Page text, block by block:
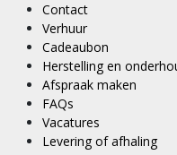
Contact
Verhuur
Cadeaubon
Herstelling en
Afspraak maken
FAQs
Vacatures
Levering of afhaling